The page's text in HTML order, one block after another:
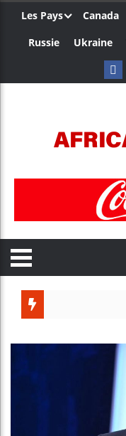
Les Pays Canada
Russie
Ukraine